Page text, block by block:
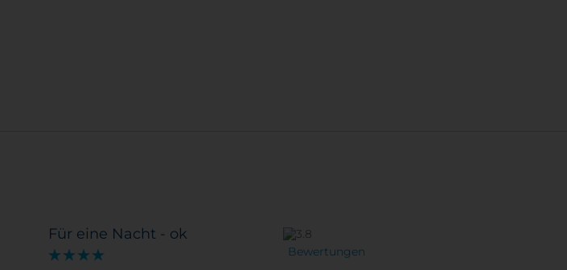
Für eine Nacht - ok
Bewertungen